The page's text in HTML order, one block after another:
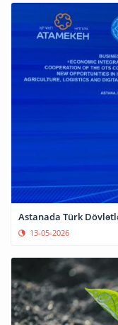
Astanada Türk
13-05-2026